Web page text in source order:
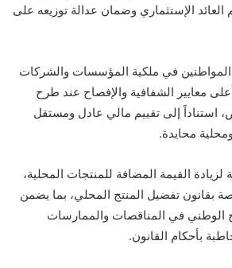
العائد الإستثماري وضمان عدالة توزيعه على
المواطنين في ملكية المؤسسات والشركات
معايير الشفافية والإفصاح عند طرح
استناداً إلى تقييم مالي عادل ومستقل
محايدة.
لزيادة القيمة المضافة للمنتجات المحلية،
بقانون تفضيل المنتج المحلي، بما يضمن
الوطني في المناقصات والممارسات
بأحكام القانون.